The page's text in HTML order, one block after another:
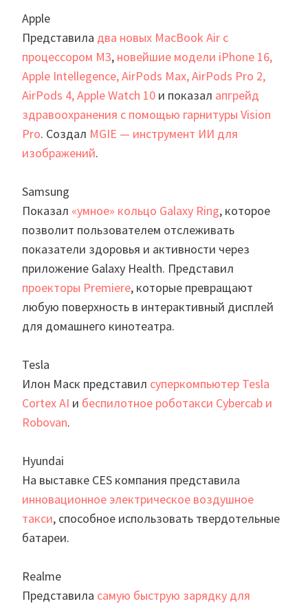
Apple
Представила два новых MacBook Air с
процессором M3, новейшие модели iPhone 16,
Apple Intellegence, AirPods Max, AirPods Pro 2,
AirPods 4, Apple Watch 10 и показал апгрейд
здравоохранения с помощью гарнитуры Vision
Pro. Создал MGIE — инструмент ИИ для
изображений.
Samsung
Показал «умное» кольцо Galaxy Ring, которое
позволит пользователем отслеживать
показатели здоровья и активности через
приложение Galaxy Health. Представил
проекторы Premiere, которые превращают
любую поверхность в интерактивный дисплей
для домашнего кинотеатра.
Tesla
Илон Маск представил суперкомпьютер Tesla
Cortex AI и беспилотное роботакси Cybercab и
Robovan.
Hyundai
На выставке CES компания представила
инновационное электрическое воздушное
такси, способное использовать твердотельные
батареи.
Realme
Представила самую быструю зарядку для